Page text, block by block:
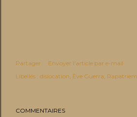
Partager
Envoyer l'article par e-mail
Libellés : dislocation Ève Guerra
COMMENTAIRES